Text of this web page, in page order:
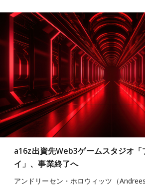
a16z出資先Web3ゲームスタジオ「
イ」、事業終了へ
アンドリーセン・ホロウィッツ（